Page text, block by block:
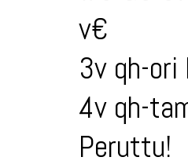
v€
3v qh-
4v qh-
Peruttu!